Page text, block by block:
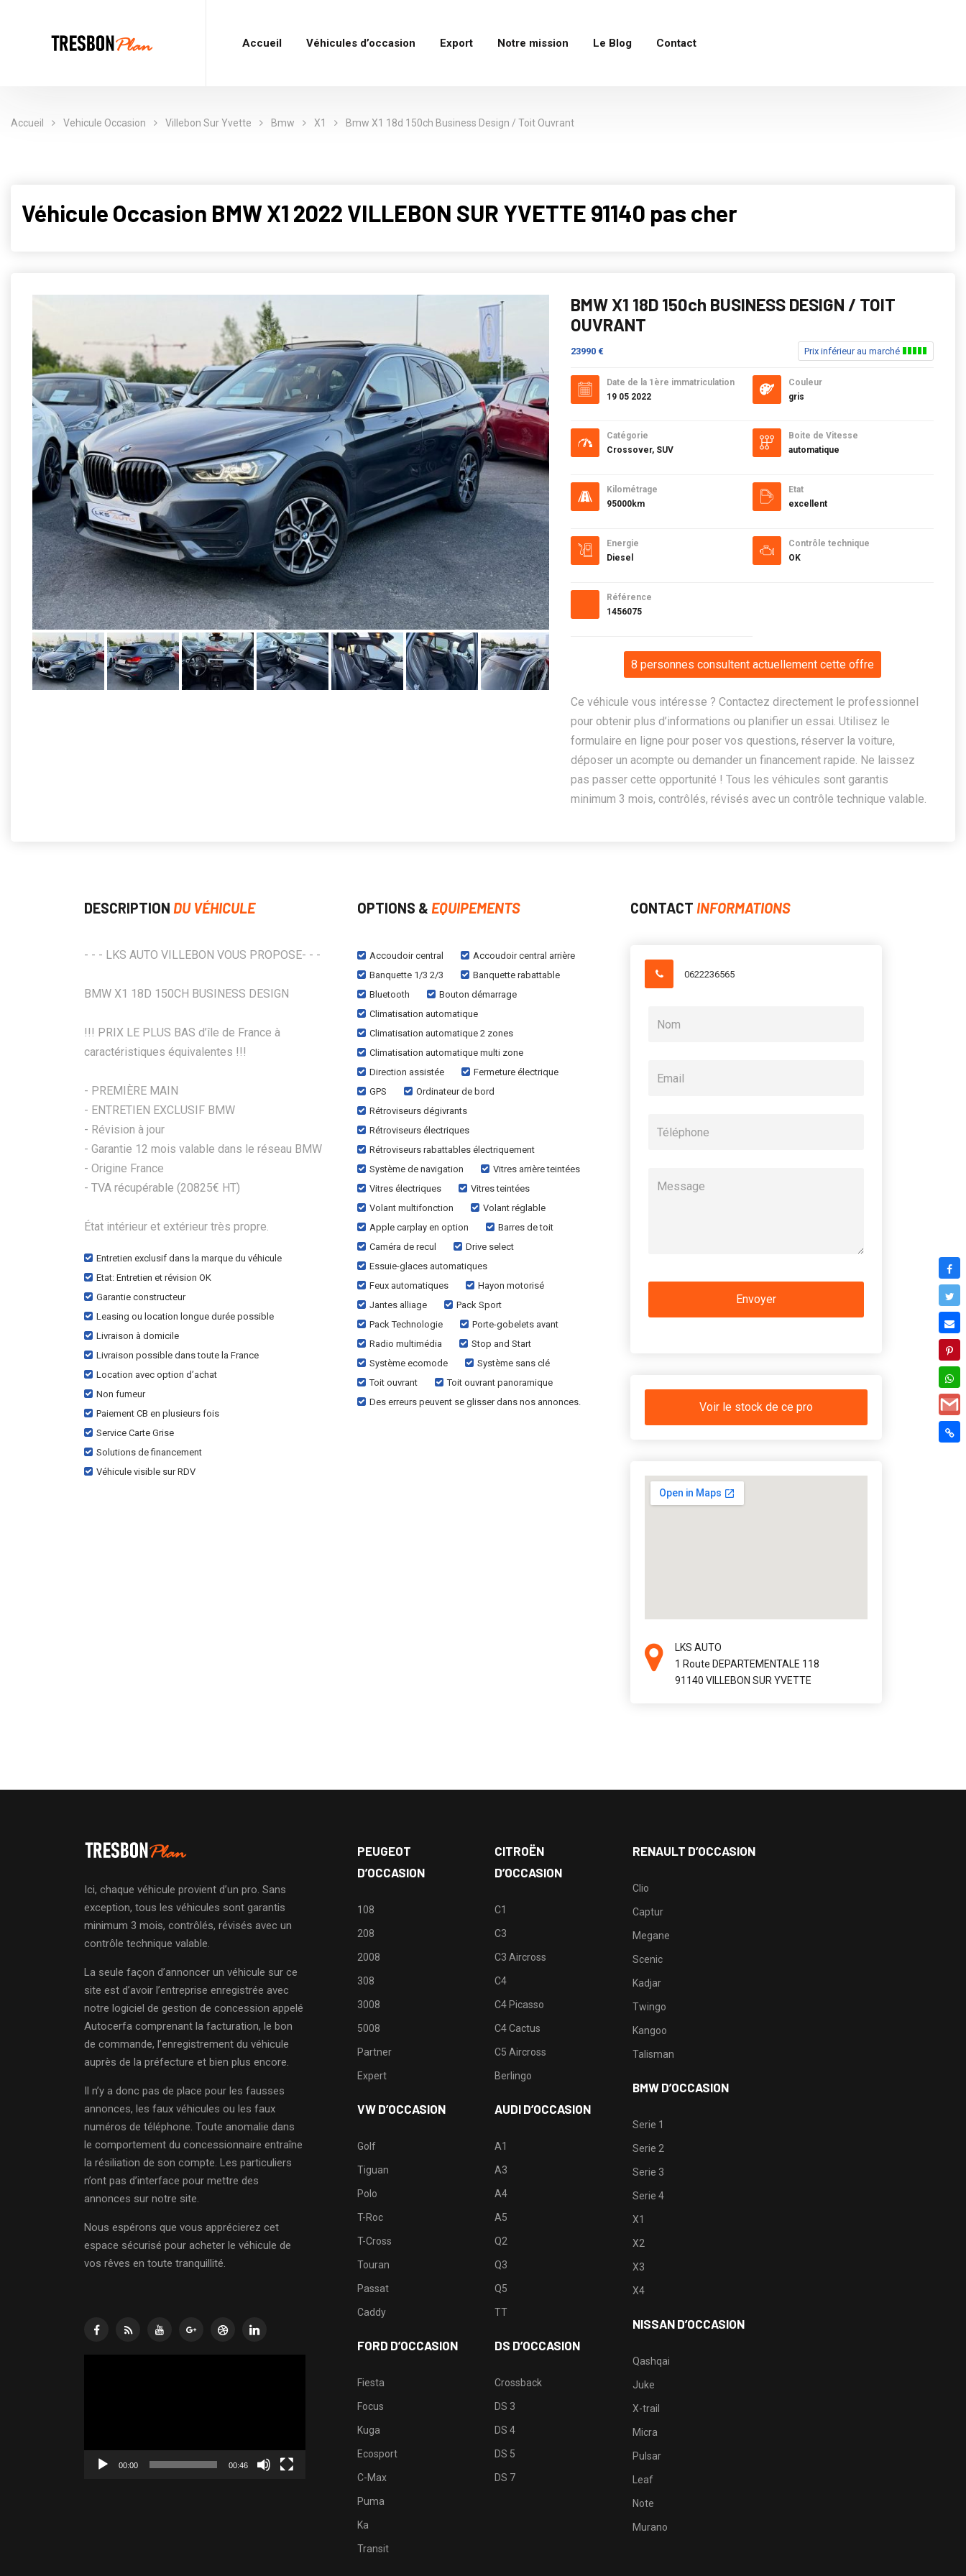
Accueil Véhicules d’occasion Export Notre mission Le Blog Contact
Accueil Vehicule Occasion Villebon Sur Yvette Bmw X1 Bmw X1 18d 150ch Business Design / Toit Ouvrant
Véhicule Occasion BMW X1 2022 VILLEBON SUR YVETTE 91140 pas cher
BMW X1 18D 150ch BUSINESS DESIGN / TOIT
OUVRANT
23990 € Prix inférieur au marché
Date de la 1ère immatriculation
19 05 2022
Catégorie
Crossover, SUV
Kilométrage
95000km
Energie
Diesel
Référence
1456075
Couleur
gris
Boite de Vitesse
automatique
Etat
excellent
Contrôle technique
OK
8 personnes consultent actuellement cette offre
Ce véhicule vous intéresse ? Contactez directement le professionnel
pour obtenir plus d’informations ou planifier un essai. Utilisez le
formulaire en ligne pour poser vos questions, réserver la voiture,
déposer un acompte ou demander un financement rapide. Ne laissez
pas passer cette opportunité ! Tous les véhicules sont garantis
minimum 3 mois, contrôlés, révisés avec un contrôle technique valable.
DESCRIPTION DU VÉHICULE
- - - LKS AUTO VILLEBON VOUS PROPOSE- - -
BMW X1 18D 150CH BUSINESS DESIGN
!!! PRIX LE PLUS BAS d’île de France à
caractéristiques équivalentes !!!
- PREMIÈRE MAIN
- ENTRETIEN EXCLUSIF BMW
- Révision à jour
- Garantie 12 mois valable dans le réseau BMW
- Origine France
- TVA récupérable (20825€ HT)
État intérieur et extérieur très propre.
Entretien exclusif dans la marque du véhicule
Etat: Entretien et révision OK
Garantie constructeur
Leasing ou location longue durée possible
Livraison à domicile
Livraison possible dans toute la France
Location avec option d’achat
Non fumeur
Paiement CB en plusieurs fois
Service Carte Grise
Solutions de financement
Véhicule visible sur RDV
OPTIONS & EQUIPEMENTS
Accoudoir central
Accoudoir central arrière
Banquette 1/3 2/3
Banquette rabattable
Bluetooth
Bouton démarrage
Climatisation automatique
Climatisation automatique 2 zones
Climatisation automatique multi zone
Direction assistée
Fermeture électrique
GPS
Ordinateur de bord
Rétroviseurs dégivrants
Rétroviseurs électriques
Rétroviseurs rabattables électriquement
Système de navigation
Vitres arrière teintées
Vitres électriques
Vitres teintées
Volant multifonction
Volant réglable
Apple carplay en option
Barres de toit
Caméra de recul
Drive select
Essuie-glaces automatiques
Feux automatiques
Hayon motorisé
Jantes alliage
Pack Sport
Pack Technologie
Porte-gobelets avant
Radio multimédia
Stop and Start
Système ecomode
Système sans clé
Toit ouvrant
Toit ouvrant panoramique
Des erreurs peuvent se glisser dans nos annonces.
CONTACT INFORMATIONS
0622236565
Voir le stock de ce pro
LKS AUTO
1 Route DEPARTEMENTALE 118
91140 VILLEBON SUR YVETTE
Ici, chaque véhicule provient d’un pro. Sans
exception, tous les véhicules sont garantis
minimum 3 mois, contrôlés, révisés avec un
contrôle technique valable.
La seule façon d’annoncer un véhicule sur ce
site est d’avoir l’entreprise enregistrée avec
notre logiciel de gestion de concession appelé
Autocerfa comprenant la facturation, le bon
de commande, l’enregistrement du véhicule
auprès de la préfecture et bien plus encore.
Il n’y a donc pas de place pour les fausses
annonces, les faux véhicules ou les faux
numéros de téléphone. Toute anomalie dans
le comportement du concessionnaire entraîne
la résiliation de son compte. Les particuliers
n’ont pas d’interface pour mettre des
annonces sur notre site.
Nous espérons que vous apprécierez cet
espace sécurisé pour acheter le véhicule de
vos rêves en toute tranquillité.
00:00 00:46
PEUGEOT
D’OCCASION
108
208
2008
308
3008
5008
Partner
Expert
VW D’OCCASION
Golf
Tiguan
Polo
T-Roc
T-Cross
Touran
Passat
Caddy
FORD D’OCCASION
Fiesta
Focus
Kuga
Ecosport
C-Max
Puma
Ka
Transit
CITROËN
D’OCCASION
C1
C3
C3 Aircross
C4
C4 Picasso
C4 Cactus
C5 Aircross
Berlingo
AUDI D’OCCASION
A1
A3
A4
A5
Q2
Q3
Q5
TT
DS D’OCCASION
Crossback
DS 3
DS 4
DS 5
DS 7
RENAULT D’OCCASION
Clio
Captur
Megane
Scenic
Kadjar
Twingo
Kangoo
Talisman
BMW D’OCCASION
Serie 1
Serie 2
Serie 3
Serie 4
X1
X2
X3
X4
NISSAN D’OCCASION
Qashqai
Juke
X-trail
Micra
Pulsar
Leaf
Note
Murano